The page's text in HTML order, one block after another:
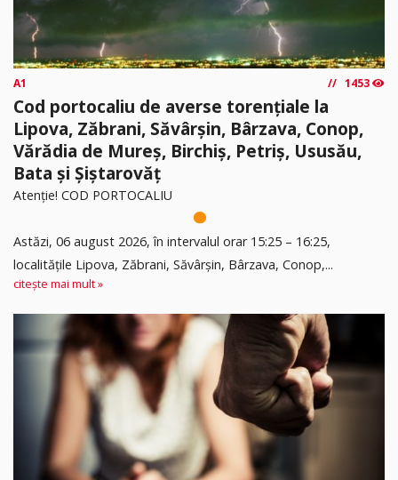
A1 1453
Cod portocaliu de averse torențiale la
Lipova, Zăbrani, Săvârșin, Bârzava, Conop,
Vărădia de Mureș, Birchiș, Petriș, Ususău,
Bata și Șiștarovăț
Atenție! COD PORTOCALIU
Astăzi, 06 august 2026, în intervalul orar 15:25 – 16:25,
localitățile Lipova, Zăbrani, Săvârșin, Bârzava, Conop,...
citește mai mult »